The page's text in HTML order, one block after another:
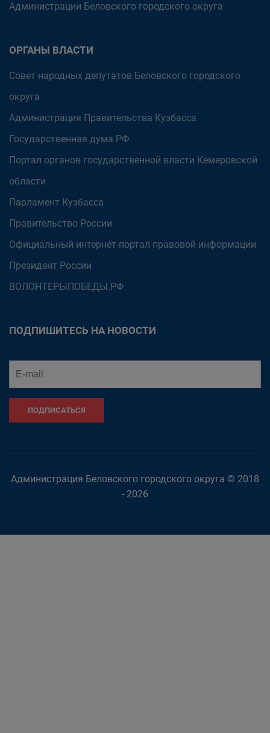
Администрации Беловского городского округа
ОРГАНЫ ВЛАСТИ
Совет народных депутатов Беловского городского
округа
Администрация Правительства Кузбасса
Государственная дума РФ
Портал органов государственной власти Кемеровской
области
Парламент Кузбасса
Правительство России
Официальный интернет-портал правовой информации
Президент России
ВОЛОНТЕРЫПОБЕДЫ.РФ
ПОДПИШИТЕСЬ НА НОВОСТИ
ПОДПИСАТЬСЯ
Администрация Беловского городского округа © 2018
- 2026